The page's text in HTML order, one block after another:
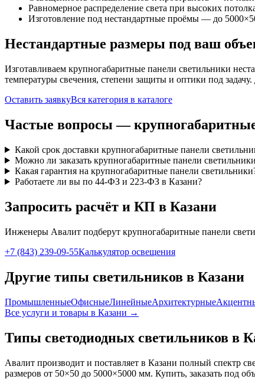
Равномерное распределение света при высоких
Изготовление под нестандартные проёмы — до
Нестандартные размеры под ваш
Изготавливаем крупногабаритные панели светильники
температуры свечения, степени защиты и оптики под задачу.
Оставить заявкуВся категория в каталоге
Частые вопросы —
Какой срок доставки крупногабаритные панели
Можно ли заказать крупногабаритные панели
Какая гарантия на крупногабаритные панели
Работаете ли вы по 44-ФЗ и 223-ФЗ в Казани?
Запросить расчёт и КП в Казани
Инженеры Авалит подберут крупногабаритные панели
+7 (843) 239-09-55Калькулятор освещения
Другие типы светильников в Казани
ПромышленныеОфисныеЛинейныеАрхитектурные
Все услуги и товары в Казани →
Типы светодиодных светильников в
Авалит производит и поставляет в Казани полный спектр
размеров от 50×50 до 5000×5000 мм. Купить, заказать под